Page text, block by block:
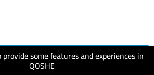
some features and experiences in
QOSHE
visit website